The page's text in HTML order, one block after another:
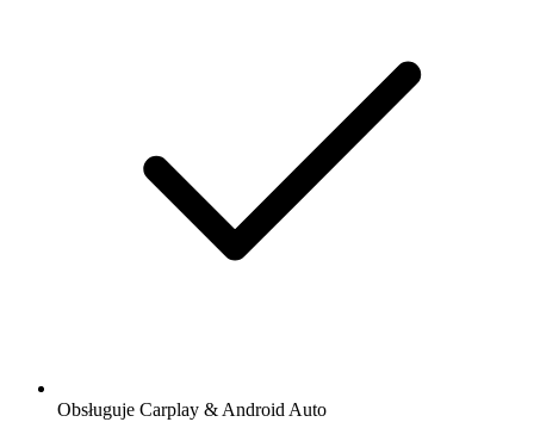
Obsługuje Carplay & Android Auto